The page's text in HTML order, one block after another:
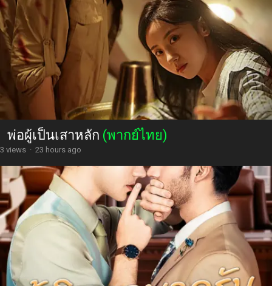
พ่อผู้เป็นเสาหลัก (พากย์ไทย)
3 views · 23 hours ago